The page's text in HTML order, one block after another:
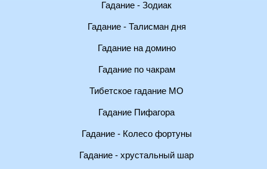
Гадание - Зодиак
Гадание - Талисман дня
Гадание на домино
Гадание по чакрам
Тибетское гадание МО
Гадание Пифагора
Гадание - Колесо фортуны
Гадание - хрустальный шар